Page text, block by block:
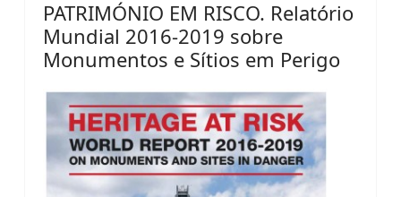
PATRIMÓNIO EM RISCO. Relatório
Mundial 2016-2019 sobre
Monumentos e Sítios em Perigo